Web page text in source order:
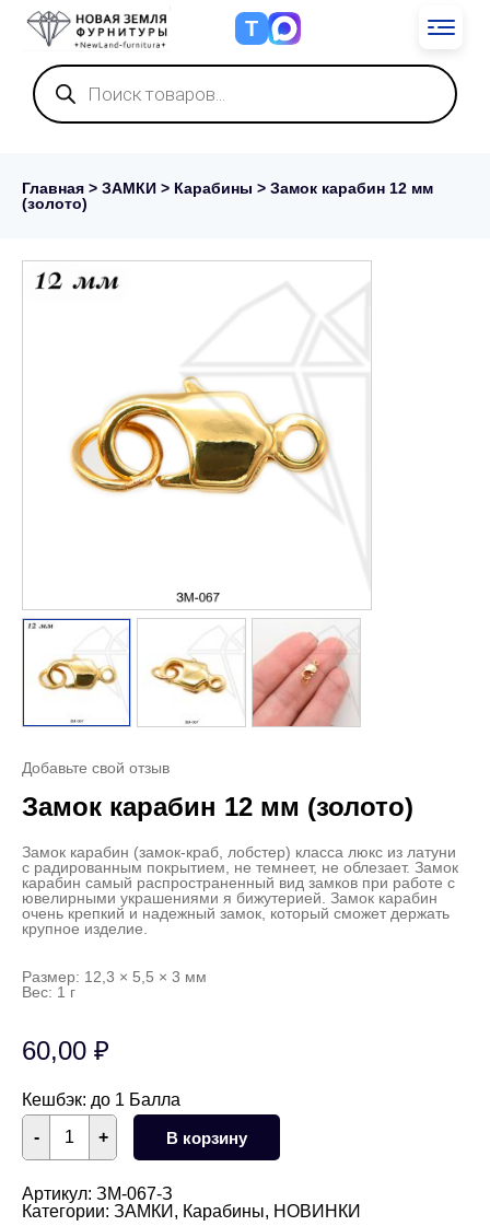
Т
Поиск
товаров
Главная > ЗАМКИ > Карабины > Замок карабин 12 мм
(золото)
Добавьте свой отзыв
Замок карабин 12 мм (золото)
Замок карабин (замок-краб, лобстер) класса люкс из латуни
с радированным покрытием, не темнеет, не облезает. Замок
карабин самый распространенный вид замков при работе с
ювелирными украшениями я бижутерией. Замок карабин
очень крепкий и надежный замок, который сможет держать
крупное изделие.
Размер: 12,3 × 5,5 × 3 мм
Вес: 1 г
60,00 ₽
Кешбэк: до 1 Балла
+
Количество
товара
Замок
12
мм
- В корзину
Артикул: ЗМ-067-З
Категории: ЗАМКИ , Карабины, НОВИНКИ